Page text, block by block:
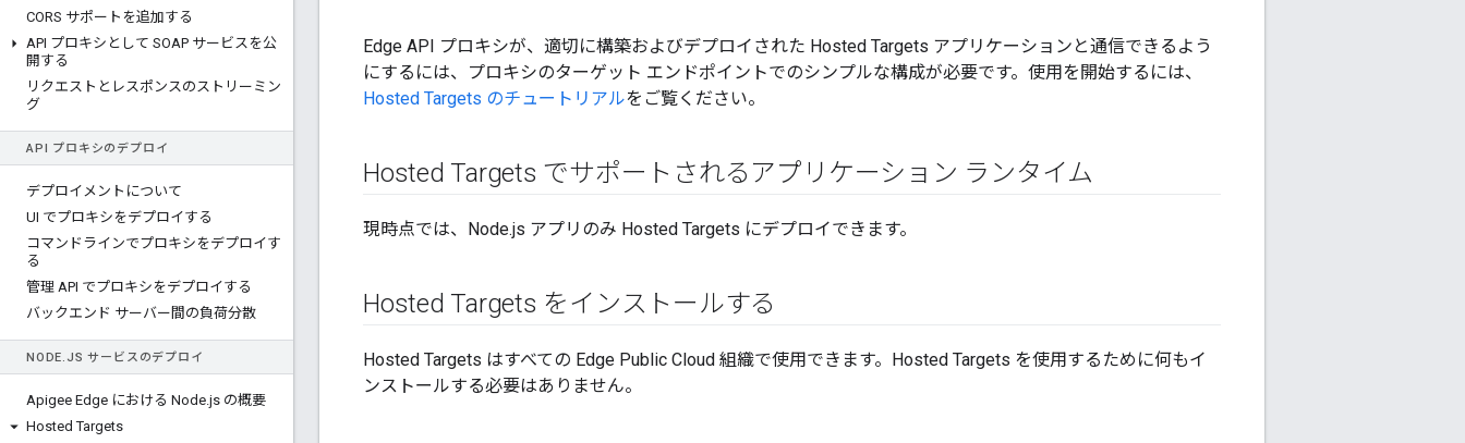
CORS サポートを追加する
API プロキシとして SOAP サービスを公
開する
リクエストとレスポンスのストリーミン
グ
API プロキシのデプロイ
デプロイメントについて
UI でプロキシをデプロイする
コマンドラインでプロキシをデプロイす
る
管理 API でプロキシをデプロイする
バックエンド サーバー間の負荷分散
NODE. JS サービスのデプロイ
Apigee Edge における Node.js の概要
Hosted Targets
Edge API プロキシが、適切に構築およびデプロイされた Hosted Targets アプリケーションと通信できるよう
にするには、プロキシのターゲット エンドポイントでのシンプルな構成が必要です。使用を開始するには、
Hosted Targets のチュートリアルをご覧ください。
Hosted Targets でサポートされるアプリケーション ランタイム
現時点では、Node.js アプリのみ Hosted Targets にデプロイできます。
Hosted Targets をインストールする
Hosted Targets はすべての Edge Public Cloud 組織で使用できます。Hosted Targets を使用するために何もイ
ンストールする必要はありません。